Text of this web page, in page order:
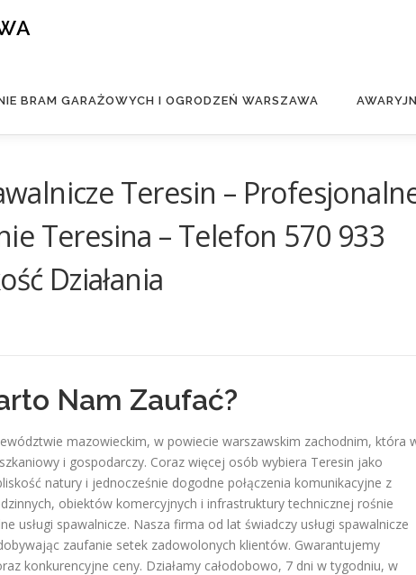
BRAM GARAŻOWYCH I OGRODZEŃ WARSZAWA
Teresin –
Teresina – Telefon 570 933
Działania
Nam Zaufać?
mazowieckim, w powiecie warszawskim zachodnim, która
i gospodarczy. Coraz więcej osób wybiera Teresin jako
natury i jednocześnie dogodne połączenia komunikacyjne z
obiektów komercyjnych i infrastruktury technicznej rośnie
usługi spawalnicze. Nasza firma od lat świadczy usługi spawalnicze
zaufanie setek zadowolonych klientów. Gwarantujemy
konkurencyjne ceny. Działamy całodobowo, 7 dni w tygodniu, w